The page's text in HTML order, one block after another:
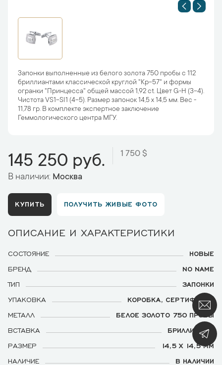
Запонки выполненные из белого золота 750 пробы с 112
бриллиантами классической круглой "Кр-57" и формы
огранки "Принцесса" общей массой 1,92 ct. Цвет G-H (3-4).
Чистота VS1-SI1 (4-5). Размер запонок 14,5 х 14,5 мм. Вес -
11,78 гр. В комплекте экспертное заключение
Геммологического центра МГУ.
145 250 руб. 1 750 $
В наличии: Москва
КУПИТЬ ПОЛУЧИТЬ ЖИВЫЕ ФОТО
ОПИСАНИЕ И ХАРАКТЕРИСТИКИ
СОСТОЯНИЕ
НОВЫЕ
БРЕНД
NO NAME
ТИП
ЗАПОНКИ
УПАКОВКА
КОРОБКА, СЕРТИФИКАТ
МЕТАЛЛ
БЕЛОЕ ЗОЛОТО 750 ПРОБЫ
ВСТАВКА
БРИЛЛИАНТЫ
РАЗМЕР
14,5 Х 14,5 ММ
НАЛИЧИЕ
В НАЛИЧИИ